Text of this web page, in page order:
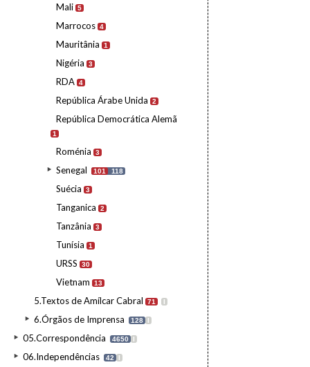
Mali 5
Marrocos 4
Mauritânia 1
Nigéria 3
RDA 4
República Árabe Unida 2
República Democrática Alemã
1
Roménia 3
Senegal 101 118
Suécia 3
Tanganica 2
Tanzânia 3
Tunísia 1
URSS 30
Vietnam 13
5.Textos de Amílcar Cabral 71 I
6.Órgãos de Imprensa 128 I
05.Correspondência 4650 I
06.Independências 42 I